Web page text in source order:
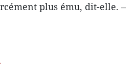
plus ému, dit-elle. –